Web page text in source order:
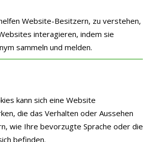
Website-Besitzern, zu verstehen,
interagieren, indem sie
sammeln und melden.
kann sich eine Website
die das Verhalten oder Aussehen
wie Ihre bevorzugte Sprache oder die
befinden.